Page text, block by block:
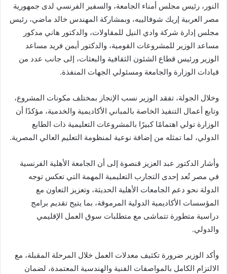
النور، رئيس مجلس أمناء الجامعة، والسفير الفرنسي لدى جمهورية
مصر العربية إريك شوفالييه، وبمشاركة المهندس خالد ماضي، رئيس
مجلس إدارة شركة وادي النيل للمقاولات، والدكتور هاني مدكور
مساعد الوزير للمشروعات القومية، والدكتور أيمن فريد مساعد
الوزير ورئيس قطاع الشئون الثقافية والبعثات، إلى جانب عدد من
قيادات الوزارة والجامعة ومسئولي الجهات المنفذة.
وخلال الجولة، تفقد الوزير نسب الإنجاز بمختلف مكونات المشروع،
وتابع أعمال التنفيذ الخاصة بالمباني الأكاديمية والخدمية، مؤكدًا أن
الوزارة تولي اهتمامًا كبيرًا بالمشروعات التعليمية ذات الطابع
الدولي، لما تمثله من إضافة نوعية لمنظومة التعليم العالي المصرية.
وأشار الدكتور عبد العزيز قنصوة إلى أن الجامعة الأهلية الفرنسية
في مصر تُعد إحدى التجارب التعليمية المهمة التي تعكس توجه
الدولة نحو دعم الجامعات الأهلية الحديثة، وتعزيز التعاون مع
المؤسسات الأكاديمية الدولية المرموقة، بما يتيح تقديم برامج
دراسية متطورة تتماشى مع متطلبات سوق العمل الإقليمي
والدولي.
وأكد الوزير ضرورة تكثيف معدلات العمل خلال المرحلة المقبلة، مع
الالتزام الكامل بالمواصفات الفنية والهندسية المعتمدة، لضمان